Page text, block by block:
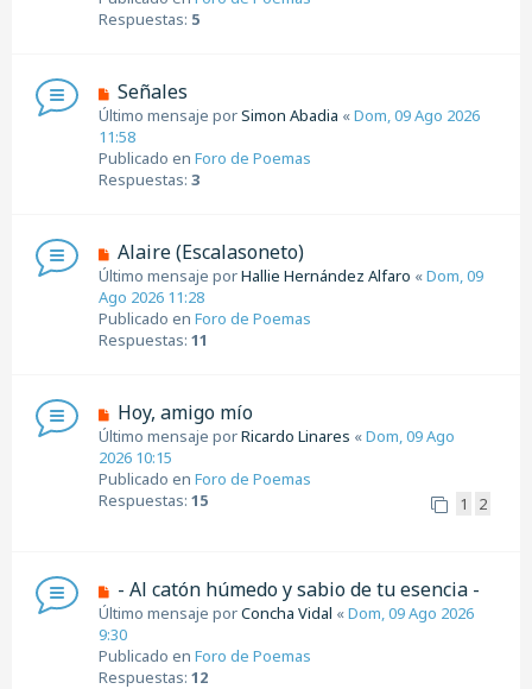
o
s
a
j
e
Respuestas: 5
N
u
e
v
o
s
a
j
e
Señales
Último mensaje porSimon Abadia «Dom, 09 Ago 2026
11:58
Publicado en Foro de Poemas
Respuestas: 3
N
u
e
v
o
s
a
j
e
Alaire (Escalasoneto)
Último mensaje porHallie Hernández Alfaro «Dom, 09
Ago 2026 11:28
Publicado en Foro de Poemas
Respuestas: 11
N
u
e
v
o
j
e
Hoy, amigo mío
Último mensaje porRicardo Linares «Dom, 09 Ago
2026 10:15
Publicado en Foro de Poemas
Respuestas: 15 1 2
u
e
v
o
- Al catón húmedo y sabio de tu esencia -
Último mensaje porConcha Vidal «Dom, 09 Ago 2026
9:30
Publicado en Foro de Poemas
Respuestas: 12